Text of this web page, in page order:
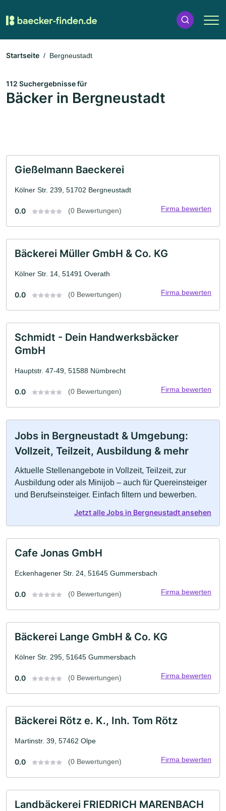
Startseite Bergneustadt
112 Suchergebnisse für
Bäcker in Bergneustadt
Gießelmann Baeckerei
Kölner Str. 239, 51702 Bergneustadt
0.0 (0 Bewertungen) Firma bewerten
Bäckerei Müller GmbH & Co. KG
Kölner Str. 14, 51491 Overath
0.0 (0 Bewertungen) Firma bewerten
Schmidt - Dein Handwerksbäcker
GmbH
Hauptstr. 47-49, 51588 Nümbrecht
0.0 (0 Bewertungen) Firma bewerten
Jobs in Bergneustadt & Umgebung:
Vollzeit, Teilzeit, Ausbildung & mehr
Aktuelle Stellenangebote in Vollzeit, Teilzeit, zur
Ausbildung oder als Minijob – auch für Quereinsteiger
und Berufseinsteiger. Einfach filtern und bewerben.
Jetzt alle Jobs in Bergneustadt ansehen
Cafe Jonas GmbH
Eckenhagener Str. 24, 51645 Gummersbach
0.0 (0 Bewertungen) Firma bewerten
Bäckerei Lange GmbH & Co. KG
Kölner Str. 295, 51645 Gummersbach
0.0 (0 Bewertungen) Firma bewerten
Bäckerei Rötz e. K., Inh. Tom Rötz
Martinstr. 39, 57462 Olpe
0.0 (0 Bewertungen) Firma bewerten
Landbäckerei FRIEDRICH MARENBACH